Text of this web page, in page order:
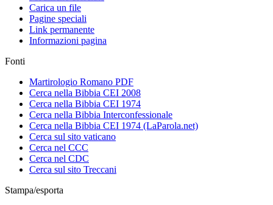
Carica un file
Pagine speciali
Link permanente
Informazioni pagina
Fonti
Martirologio Romano PDF
Cerca nella Bibbia CEI 2008
Cerca nella Bibbia CEI 1974
Cerca nella Bibbia Interconfessionale
Cerca nella Bibbia CEI 1974 (LaParola.net)
Cerca sul sito vaticano
Cerca nel CCC
Cerca nel CDC
Cerca sul sito Treccani
Stampa/esporta